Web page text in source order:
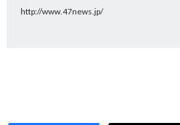
http://www.47news.jp/